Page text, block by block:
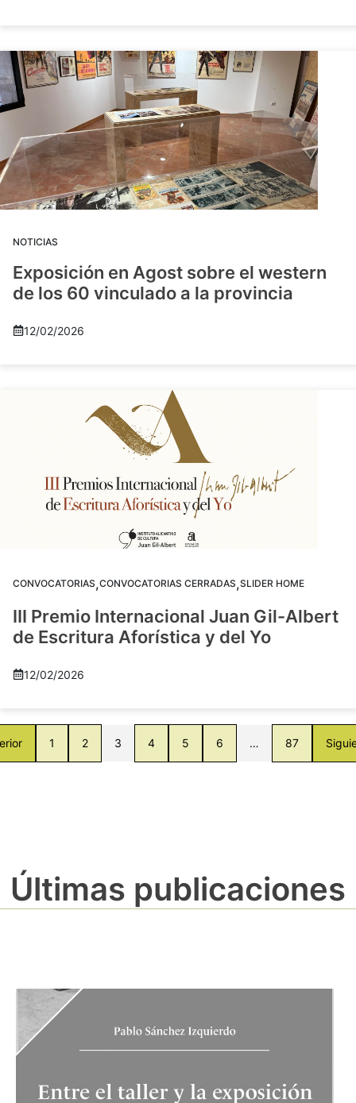
NOTICIAS
Exposición en Agost sobre el western
de los 60 vinculado a la provincia
12/02/2026
CONVOCATORIAS,CONVOCATORIAS CERRADAS,SLIDER HOME
III Premio Internacional Juan Gil-Albert
de Escritura Aforística y del Yo
12/02/2026
1 2 3 4 5 6 … 87
Últimas publicaciones